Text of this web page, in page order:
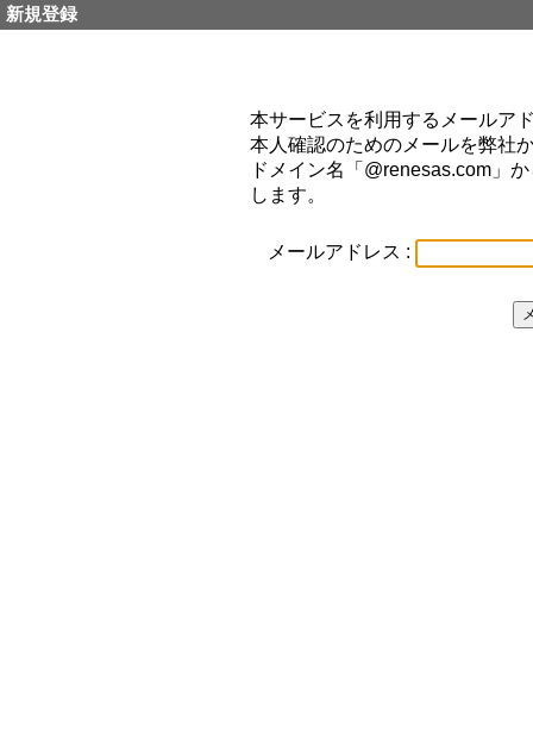
新規登録
本サービスを利用するメールア
本人確認のためのメールを弊社
ドメイン名「@renesas.com」
します。
メールアドレス :